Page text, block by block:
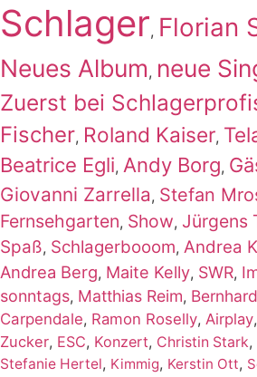
Schlager, Florian
Neues Album, neue
Zuerst bei
Fischer, Roland Kaiser,
Beatrice Egli, Andy Borg,
Giovanni Zarrella, Stefan
Fernsehgarten, Show, Jürgens
Spaß, Schlagerbooom, Andrea
Andrea Berg, Maite Kelly, SWR,
sonntags, Matthias Reim,
Carpendale, Ramon Roselly, Airplay,
Zucker, ESC, Konzert, Christin Stark,
Stefanie Hertel, Kimmig, Kerstin Ott,